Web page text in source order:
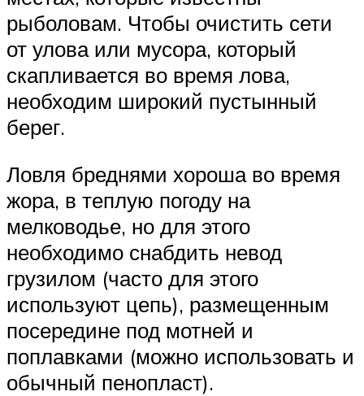
рыболовам. Чтобы очистить сети
от улова или мусора, который
скапливается во время лова,
необходим широкий пустынный
берег.
Ловля бреднями хороша во время
жора, в теплую погоду на
мелководье, но для этого
необходимо снабдить невод
грузилом (часто для этого
используют цепь), размещенным
посередине под мотней и
поплавками (можно использовать и
обычный пенопласт).